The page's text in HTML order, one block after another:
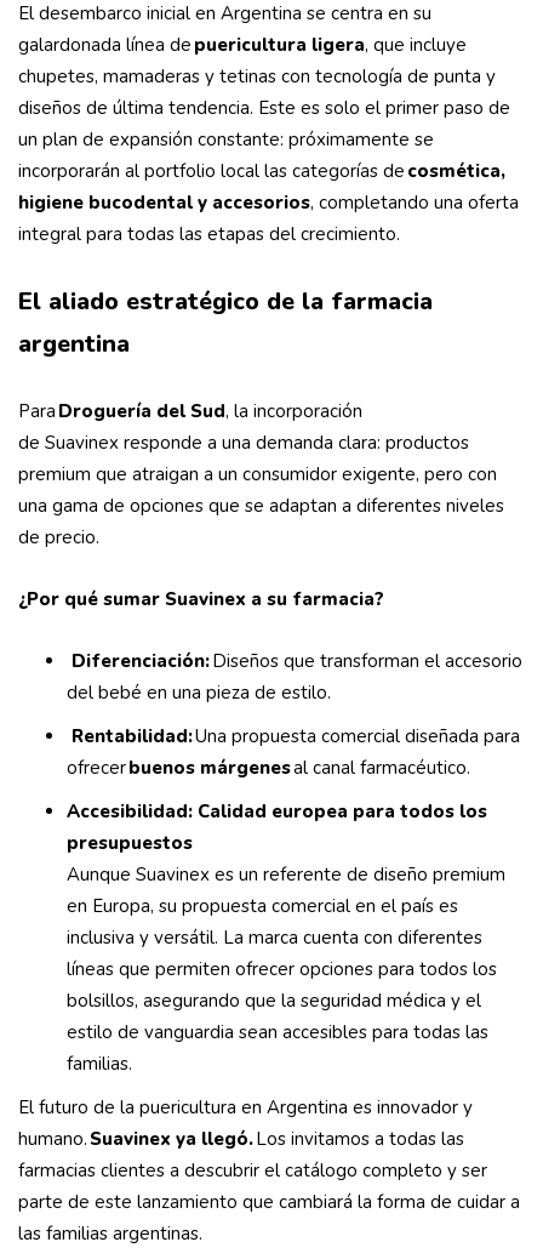
El desembarco inicial en Argentina se centra en su
galardonada línea de puericultura ligera, que incluye
chupetes, mamaderas y tetinas con tecnología de punta y
diseños de última tendencia. Este es solo el primer paso de
un plan de expansión constante: próximamente se
incorporarán al portfolio local las categorías de cosmética,
higiene bucodental y accesorios, completando una oferta
integral para todas las etapas del crecimiento.
El aliado estratégico de la farmacia
argentina
Para Droguería del Sud, la incorporación
de Suavinex responde a una demanda clara: productos
premium que atraigan a un consumidor exigente, pero con
una gama de opciones que se adaptan a diferentes niveles
de precio.
¿Por qué sumar Suavinex a su farmacia?
Diferenciación:Diseños que transforman el accesorio
del bebé en una pieza de estilo.
Rentabilidad:Una propuesta comercial diseñada para
ofrecerbuenos márgenesal canal farmacéutico.
Accesibilidad: Calidad europea para todos los
presupuestos
Aunque Suavinex es un referente de diseño premium
en Europa, su propuesta comercial en el país es
inclusiva y versátil. La marca cuenta con diferentes
líneas que permiten ofrecer opciones para todos los
bolsillos, asegurando que la seguridad médica y el
estilo de vanguardia sean accesibles para todas las
familias.
El futuro de la puericultura en Argentina es innovador y
humano.Suavinex ya llegó.Los invitamos a todas las
farmacias clientes a descubrir el catálogo completo y ser
parte de este lanzamiento que cambiará la forma de cuidar a
las familias argentinas.